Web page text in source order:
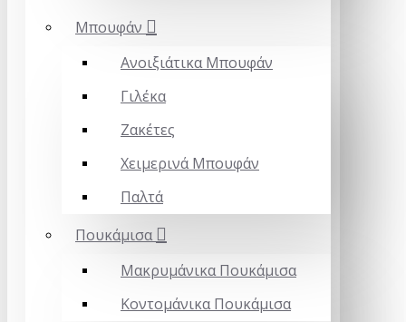
Mπουφάν
Ανοιξιάτικα Μπουφάν
Γιλέκα
Ζακέτες
Χειμερινά Μπουφάν
Παλτά
Πουκάμισα
Μακρυμάνικα Πουκάμισα
Κοντομάνικα Πουκάμισα